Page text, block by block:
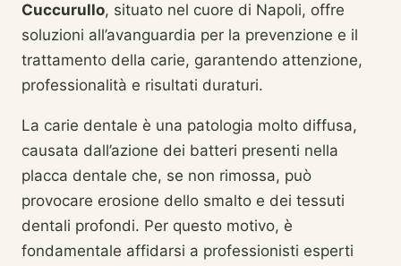
Cuccurullo, situato nel cuore di Napoli, offre
soluzioni all’avanguardia per la prevenzione e il
trattamento della carie, garantendo attenzione,
professionalità e risultati duraturi.
La carie dentale è una patologia molto diffusa,
causata dall’azione dei batteri presenti nella
placca dentale che, se non rimossa, può
provocare erosione dello smalto e dei tessuti
dentali profondi. Per questo motivo, è
fondamentale affidarsi a professionisti esperti